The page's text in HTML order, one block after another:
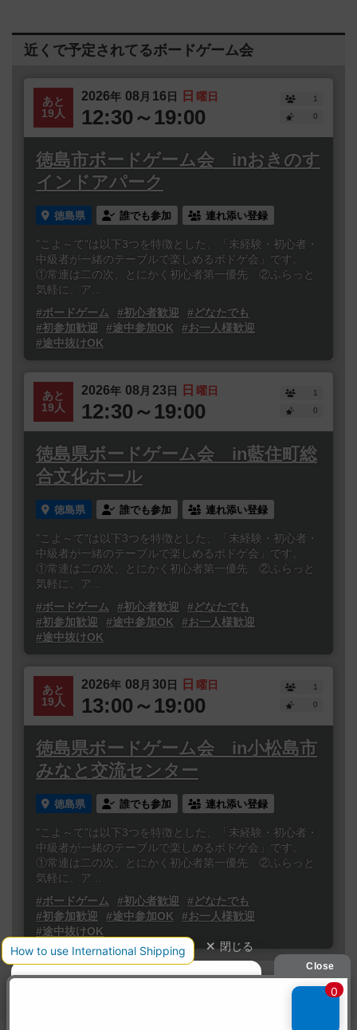
近くで予定されてるボードゲーム会
あと
19人
2026年 08 月 16日 日 曜日
12:30～19:00
1
0
徳島市ボードゲーム会 inおきのす
インドアパーク
徳島県 誰でも参加 連れ添い登録
"こよ～て"は以下3つを特徴とした、「未経験・初心者・
中級者が一緒のテーブルで楽しめるボドゲ会」です。
①常連は二の次、とにかく初心者第一優先 ②ふらっと
気軽に、ア...
#ボードゲーム
#初心者歓迎
#どなたでも
#初参加歓迎
#途中参加OK
#お一人様歓迎
#途中抜けOK
あと
19人
2026年 08 月 23日 日 曜日
12:30～19:00
1
0
徳島県ボードゲーム会 in藍住町総
合文化ホール
徳島県 誰でも参加 連れ添い登録
"こよ～て"は以下3つを特徴とした、「未経験・初心者・
中級者が一緒のテーブルで楽しめるボドゲ会」です。
①常連は二の次、とにかく初心者第一優先 ②ふらっと
気軽に、ア...
#ボードゲーム
#初心者歓迎
#どなたでも
#初参加歓迎
#途中参加OK
#お一人様歓迎
#途中抜けOK
あと
19人
2026年 08 月 30日 日 曜日
13:00～19:00
1
0
徳島県ボードゲーム会 in小松島市
みなと交流センター
徳島県 誰でも参加 連れ添い登録
"こよ～て"は以下3つを特徴とした、「未経験・初心者・
中級者が一緒のテーブルで楽しめるボドゲ会」です。
①常連は二の次、とにかく初心者第一優先 ②ふらっと
気軽に、ア...
#ボードゲーム
#初心者歓迎
#どなたでも
#初参加歓迎
#途中参加OK
#お一人様歓迎
#途中抜けOK
閉じる
Copyright (c)